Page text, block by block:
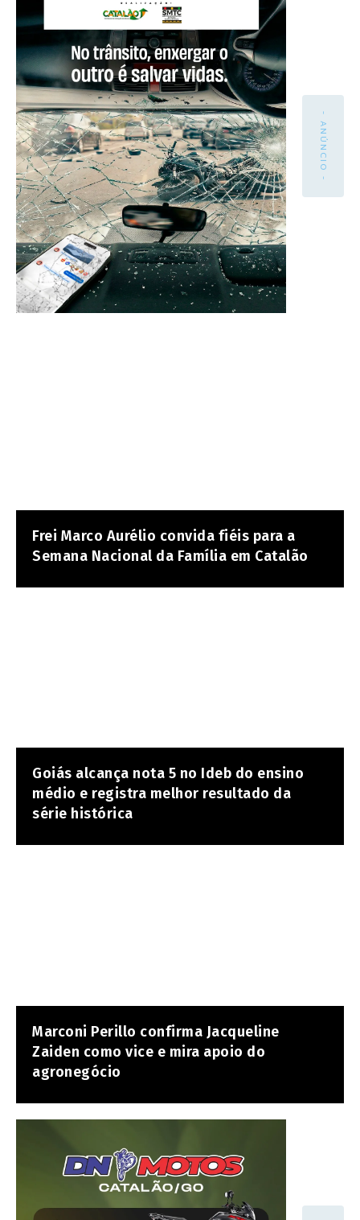
- ANÚNCIO -
Frei Marco Aurélio convida fiéis para a
Semana Nacional da Família em Catalão
Goiás alcança nota 5 no Ideb do ensino
médio e registra melhor resultado da
série histórica
Marconi Perillo confirma Jacqueline
Zaiden como vice e mira apoio do
agronegócio